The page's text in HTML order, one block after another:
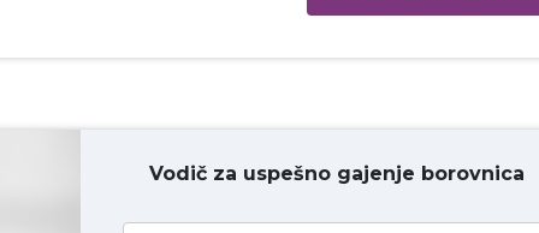
Vodič za uspešno gajenje borovnica